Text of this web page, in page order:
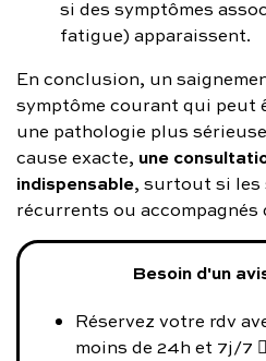
si des symptômes
fatigue) apparaissent.
En conclusion, un
symptôme courant qui peut
une pathologie plus
cause exacte, une
indispensable, surtout si les
récurrents ou accompagnés
Besoin d'un
Réservez votre rdv
moins de 24h et 7j/7